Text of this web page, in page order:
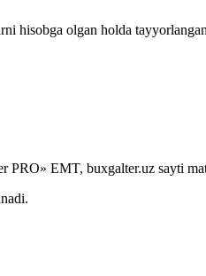
hisobga olgan holda
PRO» EMT, buxgalter.uz sayti